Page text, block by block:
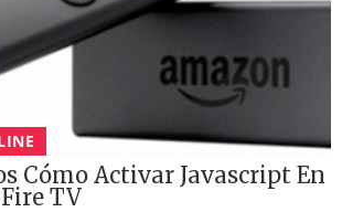
Cómo Activar Javascript En
TV